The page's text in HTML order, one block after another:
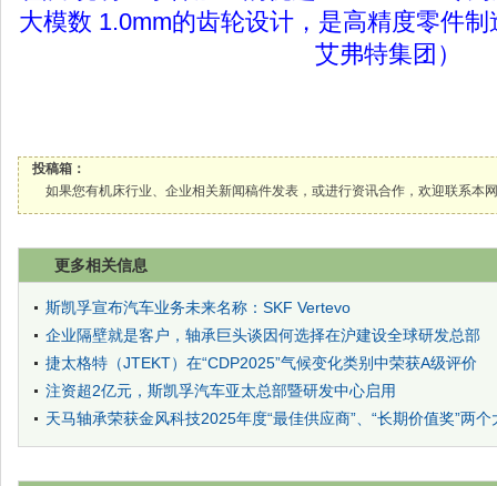
大模数 1.0mm的齿轮设计，是高精度零件
艾弗特集团）
投稿箱：
如果您有机床行业、企业相关新闻稿件发表，或进行资讯合作，欢迎联系本
更多相关信息
斯凯孚宣布汽车业务未来名称：SKF Vertevo
企业隔壁就是客户，轴承巨头谈因何选择在沪建设全球研发总部
捷太格特（JTEKT）在“CDP2025”气候变化类别中荣获A级评价
注资超2亿元，斯凯孚汽车亚太总部暨研发中心启用
天马轴承荣获金风科技2025年度“最佳供应商”、“长期价值奖”两个